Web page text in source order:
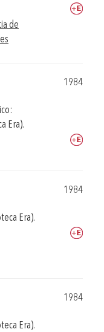
de
1984
Era).
1984
Era).
1984
Era).